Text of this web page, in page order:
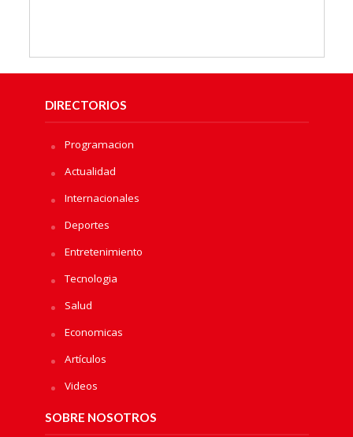
DIRECTORIOS
Programacion
Actualidad
Internacionales
Deportes
Entretenimiento
Tecnologia
Salud
Economicas
Artículos
Videos
SOBRE NOSOTROS